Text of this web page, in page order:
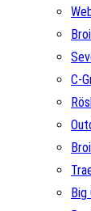
C-
Big